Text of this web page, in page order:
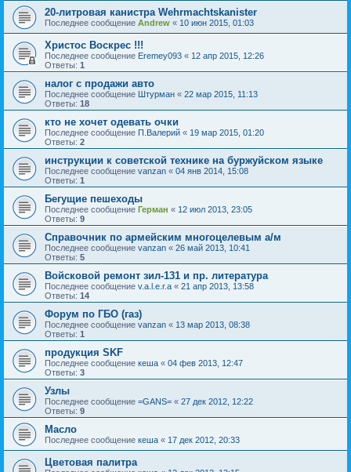
20-литровая канистра Wehrmachtskanister
Последнее сообщение Andrew « 10 июн 2015, 01:03
Христос Воскрес !!!
Последнее сообщение Eremey093 « 12 апр 2015, 12:26
Ответы: 1
налог с продажи авто
Последнее сообщение Штурман « 22 мар 2015, 11:13
Ответы: 18
кто не хочет одевать очки
Последнее сообщение П.Валерий « 19 мар 2015, 01:20
Ответы: 2
инструкции к советской технике на буржуйском языке
Последнее сообщение vanzan « 04 янв 2014, 15:08
Ответы: 1
Бегущие пешеходы
Последнее сообщение Герман « 12 июл 2013, 23:05
Ответы: 9
Справочник по армейским многоцелевым а/м
Последнее сообщение vanzan « 26 май 2013, 10:41
Ответы: 5
Войсковой ремонт зил-131 и пр. литература
Последнее сообщение v.a.l.e.r.a « 21 апр 2013, 13:58
Ответы: 14
Форум по ГБО (газ)
Последнее сообщение vanzan « 13 мар 2013, 08:38
Ответы: 1
продукция SKF
Последнее сообщение кеша « 04 фев 2013, 12:47
Ответы: 3
Узлы
Последнее сообщение =GANS= « 27 дек 2012, 12:22
Ответы: 9
Масло
Последнее сообщение кеша « 17 дек 2012, 20:33
Цветовая палитра